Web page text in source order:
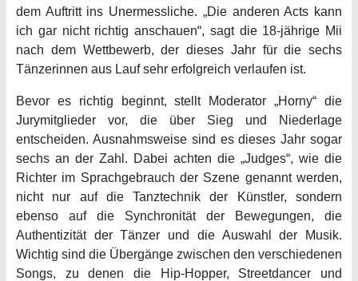
dem Auftritt ins Unermessliche. „Die anderen Acts kann
ich gar nicht richtig anschauen“, sagt die 18-jährige Mii
nach dem Wettbewerb, der dieses Jahr für die sechs
Tänzerinnen aus Lauf sehr erfolgreich verlaufen ist.
Bevor es richtig beginnt, stellt Moderator „Horny“ die
Jurymitglieder vor, die über Sieg und Niederlage
entscheiden. Ausnahmsweise sind es dieses Jahr sogar
sechs an der Zahl. Dabei achten die „Judges“, wie die
Richter im Sprachgebrauch der Szene genannt werden,
nicht nur auf die Tanztechnik der Künstler, sondern
ebenso auf die Synchronität der Bewegungen, die
Authentizität der Tänzer und die Auswahl der Musik.
Wichtig sind die Übergänge zwischen den verschiedenen
Songs, zu denen die Hip-Hopper, Streetdancer und